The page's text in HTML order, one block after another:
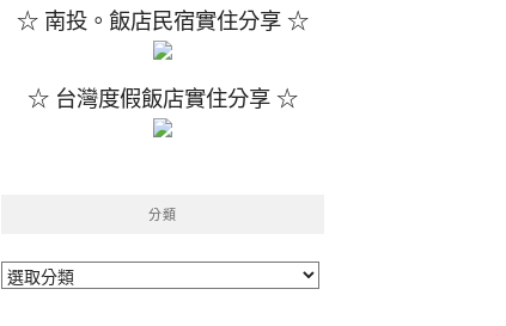
☆ 南投。飯店民宿實住分享 ☆
☆ 台灣度假飯店實住分享 ☆
分類
分